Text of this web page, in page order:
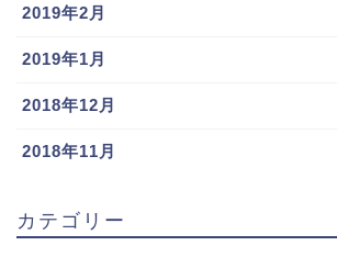
2019年2月
2019年1月
2018年12月
2018年11月
カテゴリー